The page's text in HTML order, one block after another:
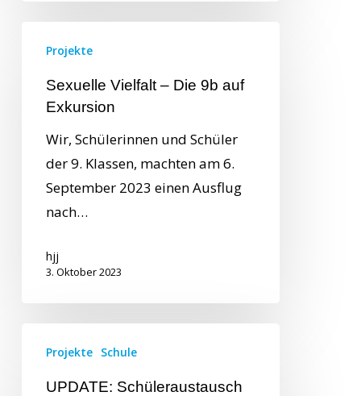
Projekte
Sexuelle Vielfalt – Die 9b auf
Exkursion
Wir, Schülerinnen und Schüler
der 9. Klassen, machten am 6.
September 2023 einen Ausflug
nach…
hjj
3. Oktober 2023
Projekte Schule
UPDATE: Schüleraustausch